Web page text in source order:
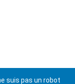
suis pas un robot